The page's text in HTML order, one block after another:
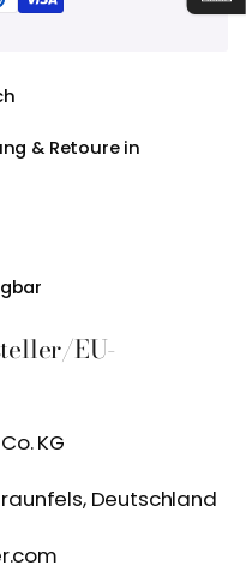
& Retoure in
EU-
KG
Deutschland